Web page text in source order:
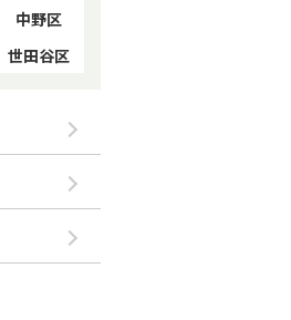
中野区
世田谷区